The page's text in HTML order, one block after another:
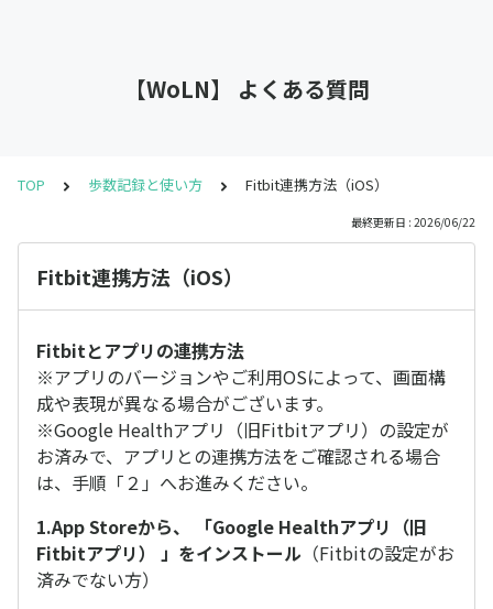
【WoLN】 よくある質問
TOP 歩数記録と使い方 Fitbit連携方法（iOS）
最終更新日 : 2026/06/22
Fitbit連携方法（iOS）
Fitbitとアプリの連携方法
※アプリのバージョンやご利用OSによって、画面構
成や表現が異なる場合がございます。
※Google Healthアプリ（旧Fitbitアプリ）の設定が
お済みで、アプリとの連携方法をご確認される場合
は、手順「２」へお進みください。
1.App Storeから、 「Google Healthアプリ（旧
Fitbitアプリ） 」をインストール （Fitbitの設定がお
済みでない方）